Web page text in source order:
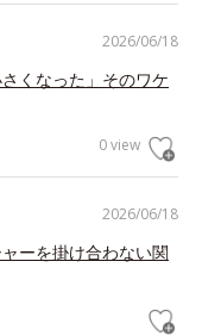
2026/06/18
くなった」そのワケ
0 view
2026/06/18
ーを掛け合わない関